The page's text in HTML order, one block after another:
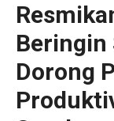
Beringin
Dorong